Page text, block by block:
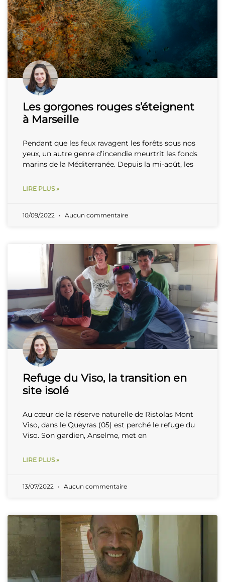
Les gorgones rouges s’éteignent
à Marseille
Pendant que les feux ravagent les forêts sous nos
yeux, un autre genre d’incendie meurtrit les fonds
marins de la Méditerranée. Depuis la mi-août, les
LIRE PLUS »
10/09/2022 Aucun commentaire
Refuge du Viso, la transition en
site isolé
Au cœur de la réserve naturelle de Ristolas Mont
Viso, dans le Queyras (05) est perché le refuge du
Viso. Son gardien, Anselme, met en
LIRE PLUS »
13/07/2022 Aucun commentaire